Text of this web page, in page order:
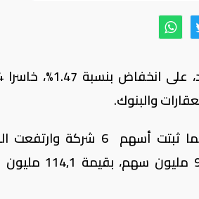
أنهى
.
وانخفضت القيمة السوقية لأسهم 17شركة خلال التداولات، فيما ثبتت
السوقية لأسهم 10 شركات، من خلال كمية أسهم